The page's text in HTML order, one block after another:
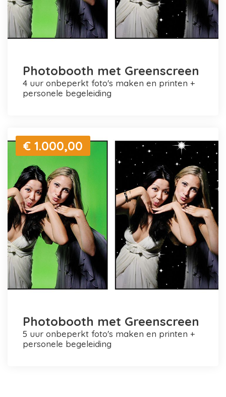
Photobooth met Greenscreen
4 uur onbeperkt foto's maken en printen +
personele begeleiding
€ 1.000,00
Photobooth met Greenscreen
5 uur onbeperkt foto's maken en printen +
personele begeleiding